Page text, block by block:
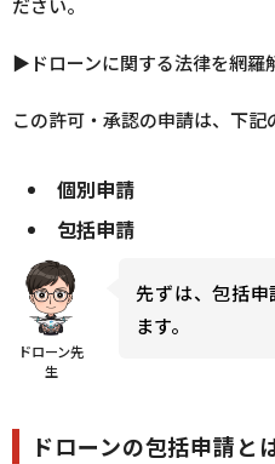
4.申請における疑問・問
10時間以上の飛行証
10時間の練習内容
ださい。
▶︎ドローンに関する法律を網羅
この許可・承認の申請は、下記
個別申請
包括申請
ドローン先
生
先ずは、包括
ます。
ドローンの包括申請と